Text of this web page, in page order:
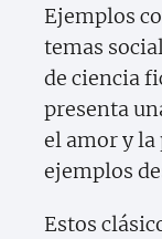
Ejemplos
temas
de ciencia
presenta
el amor y la
ejemplos
Estos